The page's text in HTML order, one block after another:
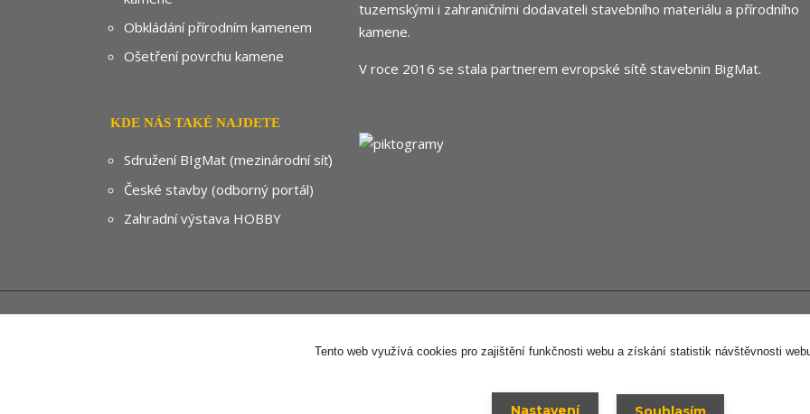
Obkládání přírodním kamenem
Ošetření povrchu kamene
KDE NÁS TAKÉ NAJDETE
Sdružení BIgMat (mezinárodní síť)
České stavby (odborný portál)
Zahradní výstava HOBBY
tuzemskými i zahraničními dodavateli stavebního materiálu a přírodního
kamene.
V roce 2016 se stala partnerem evropské sítě stavebnin BigMat.
Tento web využívá cookies pro zajištění funkčnosti webu a získání statistik návštěvnosti
Nastavení